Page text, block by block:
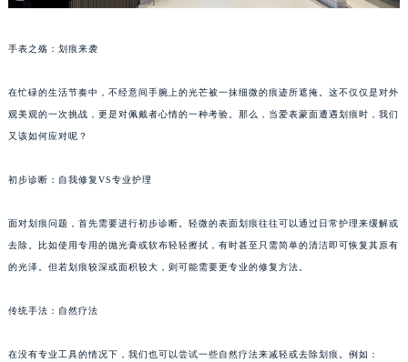
手表之殇：划痕来袭
在忙碌的生活节奏中，不经意间手腕上的光芒被一抹细微的痕迹所遮掩。这不仅仅是对外
观美观的一次挑战，更是对佩戴者心情的一种考验。那么，当爱表蒙面遭遇划痕时，我们
又该如何应对呢？
初步诊断：自我修复VS专业护理
面对划痕问题，首先需要进行初步诊断。轻微的表面划痕往往可以通过日常护理来缓解或
去除。比如使用专用的抛光膏或软布轻轻擦拭，有时甚至只需简单的清洁即可恢复其原有
的光泽。但若划痕较深或面积较大，则可能需要更专业的修复方法。
传统手法：自然疗法
在没有专业工具的情况下，我们也可以尝试一些自然疗法来减轻或去除划痕。例如：